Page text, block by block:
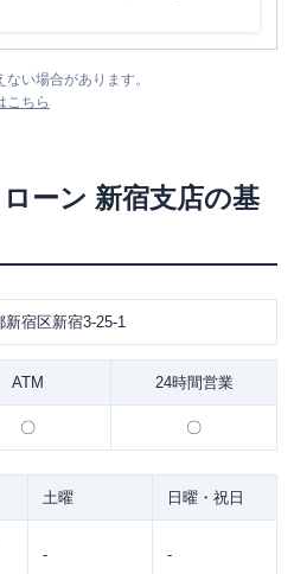
い場合があります。
こちら
ーン 新宿支店の基
新宿区新宿3-25-1
ATM 24時間営業
〇 〇
土曜 日曜・祝日
- -